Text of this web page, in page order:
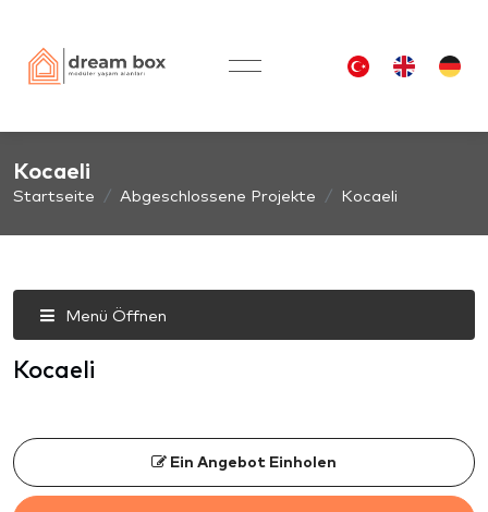
Kocaeli
Startseite Abgeschlossene Projekte Kocaeli
Menü Öffnen
Kocaeli
Ein Angebot Einholen